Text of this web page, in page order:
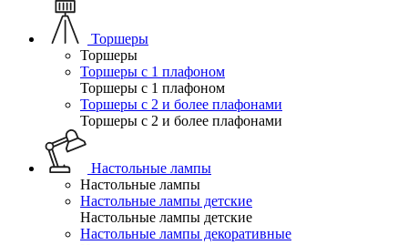
Торшеры
Торшеры
Торшеры с 1 плафоном
Торшеры с 1 плафоном
Торшеры с 2 и более плафонами
Торшеры с 2 и более плафонами
Настольные лампы
Настольные лампы
Настольные лампы детские
Настольные лампы детские
Настольные лампы декоративные